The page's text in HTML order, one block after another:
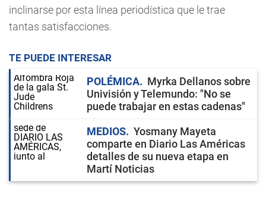
inclinarse por esta línea periodística que le trae
tantas satisfacciones.
TE PUEDE INTERESAR
POLÉMICA
Myrka Dellanos sobre
Univisión y Telemundo: "No se
puede trabajar en estas cadenas"
MEDIOS
Yosmany Mayeta
comparte en Diario Las Américas
detalles de su nueva etapa en
Martí Noticias